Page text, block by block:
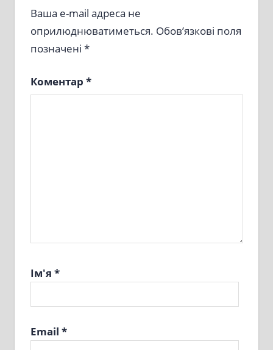
Ваша e-mail адреса не
оприлюднюватиметься. Обов’язкові поля
позначені *
Коментар *
Ім'я *
Email *